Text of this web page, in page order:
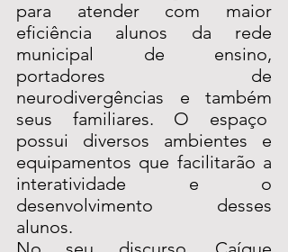
para atender com maior
eficiência alunos da rede
municipal de ensino,
portadores de
neurodivergências e também
seus familiares. O espaço
possui diversos ambientes e
equipamentos que facilitarão a
interatividade e o
desenvolvimento desses
alunos.